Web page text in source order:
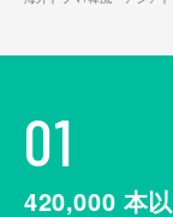
01
420,000 本